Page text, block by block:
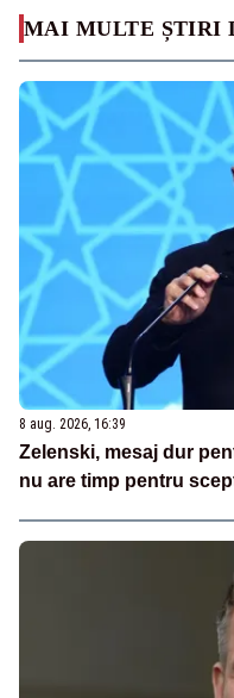
MAI MULTE ȘTIRI
8 aug. 2026, 16:39
Zelenski, mesaj dur
nu are timp pentru